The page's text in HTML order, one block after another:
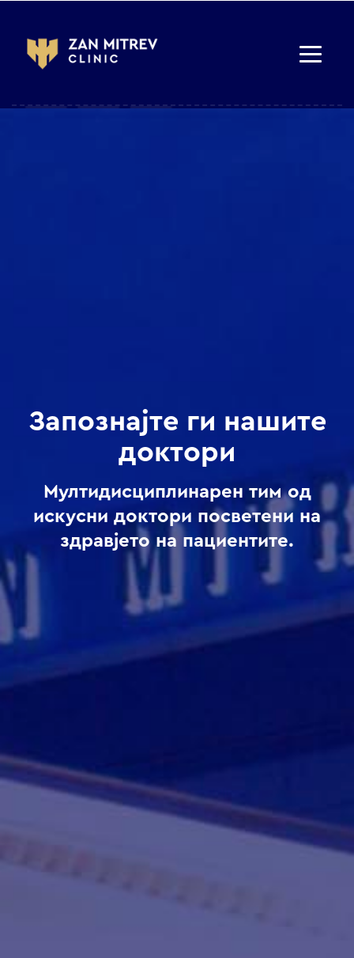
Запознајте ги нашите
доктори
Мултидисциплинарен тим од
искусни доктори посветени на
здравјето на пациентите.